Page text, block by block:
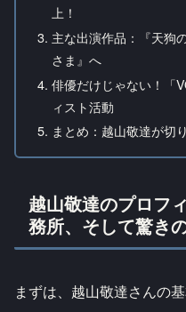
上！
主な出演作品：『天狗
さま』へ
俳優だけじゃない！「
ィスト活動
まとめ：越山敬達が切
越山敬達のプロフ
務所、そして驚き
まずは、越山敬達さんの